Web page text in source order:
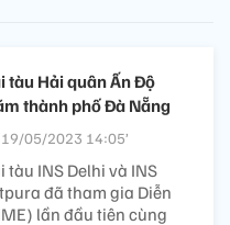
tàu Hải quân Ấn Độ
thành phố Đà Nẵng
19/05/2023 14:05’
tàu INS Delhi và INS
đã tham gia Diễn
lần đầu tiên cùng